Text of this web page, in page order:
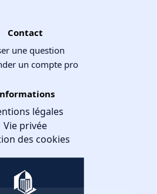
Contact
une question
un compte pro
légales
Vie privée
des cookies